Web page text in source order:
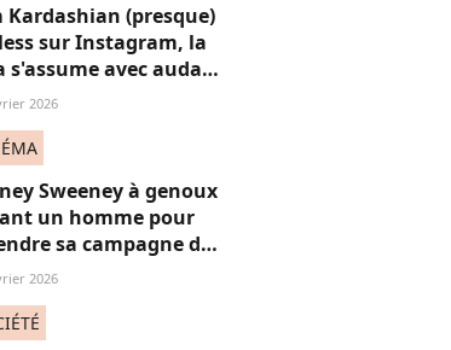
Kardashian (presque)
sur Instagram, la
s'assume avec audace
de 40 ans
2026
Sweeney à genoux
un homme pour
sa campagne de
: on en a marre ou
2026